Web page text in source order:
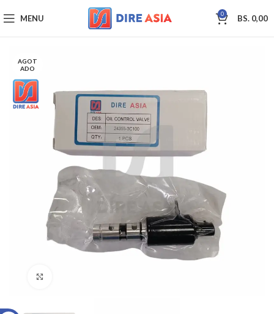
MENU 0 BS. 0,00
AGOT
ADO